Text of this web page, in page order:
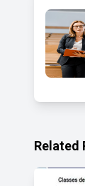
Related